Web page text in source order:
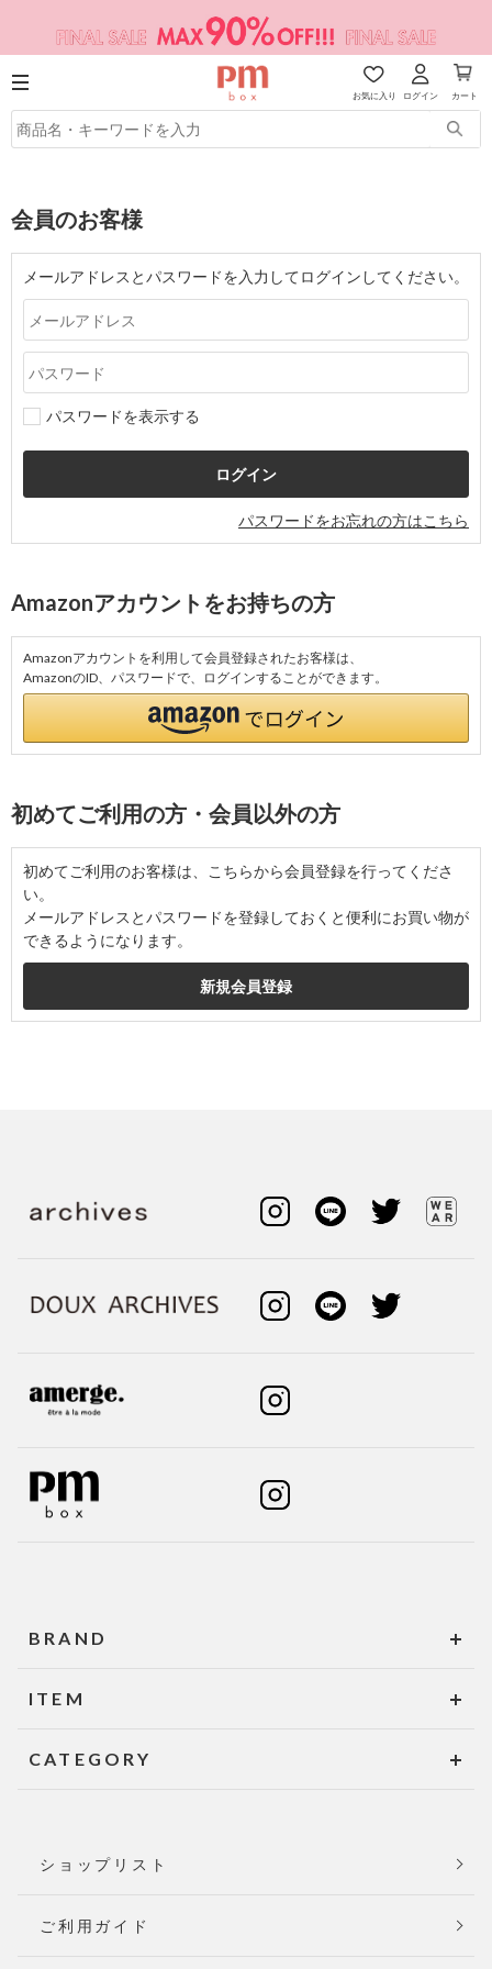
お気に入り ログイン カート
会員のお客様
メールアドレスとパスワードを入力してログインしてください。
パスワードを表示する
パスワードをお忘れの方はこちら
Amazonアカウントをお持ちの方
Amazonアカウントを利用して会員登録されたお客様は、
AmazonのID、パスワードで、ログインすることができます。
初めてご利用の方・会員以外の方
初めてご利用のお客様は、こちらから会員登録を行ってくださ
い。
メールアドレスとパスワードを登録しておくと便利にお買い物が
できるようになります。
BRAND
ITEM
CATEGORY
ショップリスト
ご利用ガイド